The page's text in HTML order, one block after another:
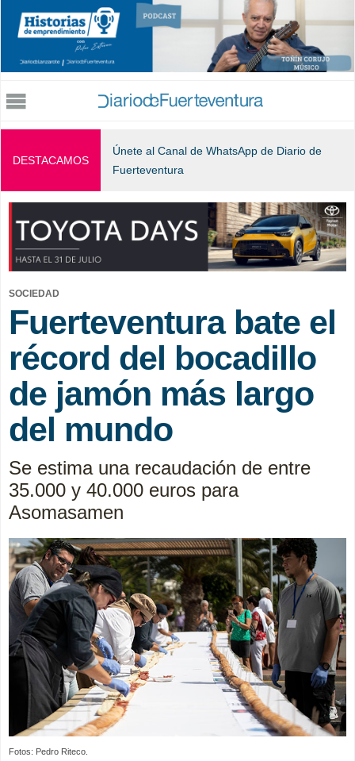
Jump to navigation
DESTACAMOS
Únete al Canal de WhatsApp de Diario de
Fuerteventura
SOCIEDAD
Fuerteventura bate el
récord del bocadillo
de jamón más largo
del mundo
Se estima una recaudación de entre
35.000 y 40.000 euros para
Asomasamen
Fotos: Pedro Riteco.